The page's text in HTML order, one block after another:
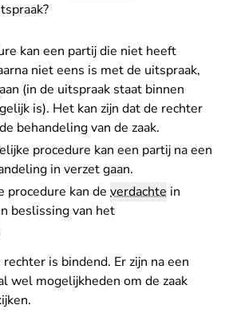
kan een partij die niet heeft
niet eens is met de uitspraak,
(in de uitspraak staat binnen
is). Het kan zijn dat de rechter
behandeling van de zaak.
procedure kan een partij na een
in verzet gaan.
procedure kan de verdachte in
beslissing van het
is bindend. Er zijn na een
wel mogelijkheden om de zaak